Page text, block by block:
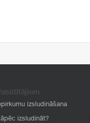
izsludināšana
izsludināt?